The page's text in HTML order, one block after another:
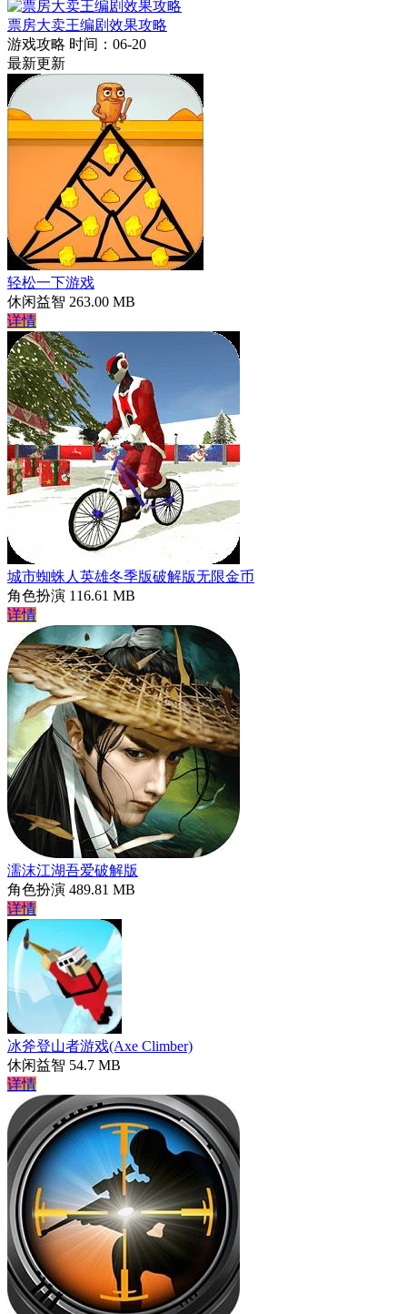
票房大卖王编剧效果攻略
游戏攻略 时间：06-20
最新更新
轻松一下游戏
休闲益智 263.00 MB
详情
城市蜘蛛人英雄冬季版破解版无限金币
角色扮演 116.61 MB
详情
濡沫江湖吾爱破解版
角色扮演 489.81 MB
详情
冰斧登山者游戏(Axe Climber)
休闲益智 54.7 MB
详情